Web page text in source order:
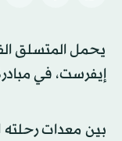
يحمل المتسلق
إيفرست، في
بين معدات رحلته